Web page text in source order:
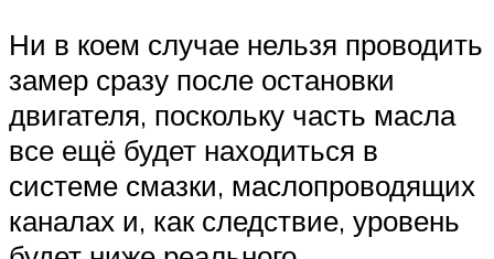
Ни в коем случае нельзя проводить
замер сразу после остановки
двигателя, поскольку часть масла
все ещё будет находиться в
системе смазки, маслопроводящих
каналах и, как следствие, уровень